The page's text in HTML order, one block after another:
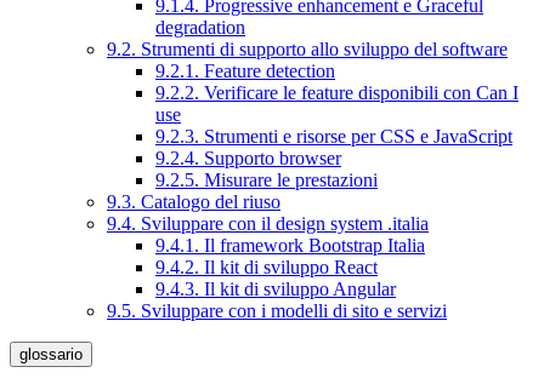
9.1.4. Progressive enhancement e Graceful
degradation
9.2. Strumenti di supporto allo sviluppo del software
9.2.1. Feature detection
9.2.2. Verificare le feature disponibili con Can I
use
9.2.3. Strumenti e risorse per CSS e JavaScript
9.2.4. Supporto browser
9.2.5. Misurare le prestazioni
9.3. Catalogo del riuso
9.4. Sviluppare con il design system .italia
9.4.1. Il framework Bootstrap Italia
9.4.2. Il kit di sviluppo React
9.4.3. Il kit di sviluppo Angular
9.5. Sviluppare con i modelli di sito e servizi
glossario